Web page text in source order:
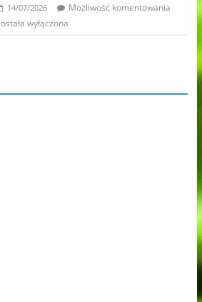
14/07/2026
Możliwość komentowania
wyłączona